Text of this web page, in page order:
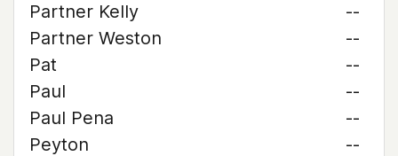
Partner Kelly
--
Partner Weston
--
Pat
--
Paul
--
Paul Pena
--
Peyton
--